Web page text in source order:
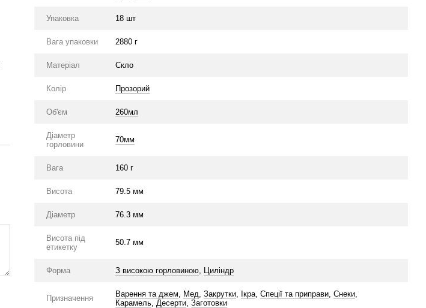
Упаковка 18 шт
Вага упаковки 2880 г
Матеріал Скло
Колір Прозорий
Об'єм 260мл
Діаметр
горловини
70мм
Вага 160 г
Висота 79.5 мм
Діаметр 76.3 мм
Висота під
етикетку
50.7 мм
Форма З високою горловиною, Циліндр
Призначення Варення та джем, Мед, Закрутки, Ікра, Спеції та приправи, Снеки,
Карамель, Десерти, Заготовки